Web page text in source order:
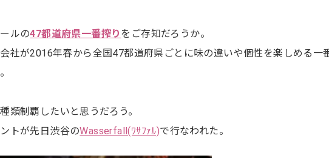
ルの47都道府県一番搾り をご存知だろうか。
社が2016年春から全国47都道府県ごとに味の違いや個性を楽しめる一
類制覇したいと思うだろう。
トが先日渋谷のWasserfall(ﾜｻﾌｧﾙ)で行なわれた。